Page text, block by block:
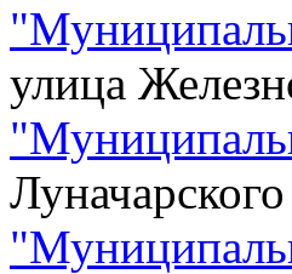
"
улица
"
"